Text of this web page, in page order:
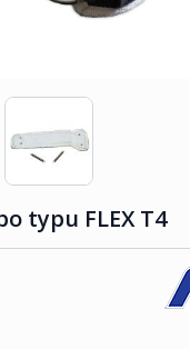
typu FLEX T4